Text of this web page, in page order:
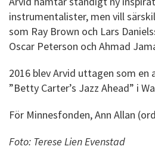
instrumentalister, men vill
som Ray Brown och Lars
Oscar Peterson och Ahmad
2016 blev Arvid uttagen som en
”Betty Carter’s Jazz Ahead” i
För Minnesfonden, Ann Allan
Foto: Terese Lien Evenstad